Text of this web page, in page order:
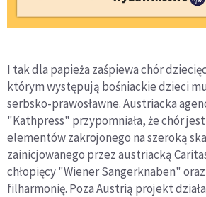
I tak dla papieża zaśpiewa chór
którym występują bośniackie dzieci
serbsko-prawosławne. Austriacka
"Kathpress" przypomniała, że chór
elementów zakrojonego na szeroką
zainicjowanego przez austriacką
chłopięcy "Wiener Sängerknaben"
filharmonię. Poza Austrią projekt